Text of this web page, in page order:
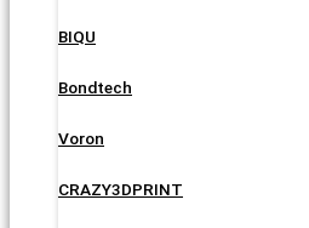
BIQU
Bondtech
Voron
CRAZY3DPRINT